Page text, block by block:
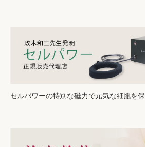
セルパワーの特別な磁力で元気な細胞を